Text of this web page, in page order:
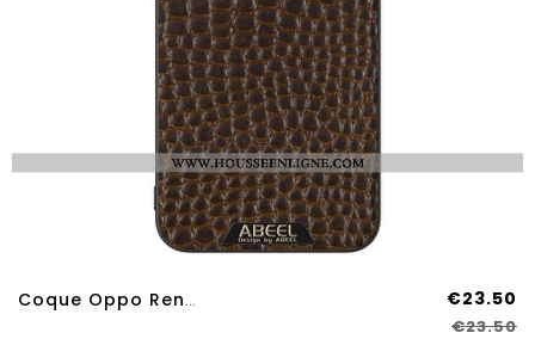
Coque Oppo Reno 14 Pro 5G Compatible MagSafe Texture Crocodile €23.50
€23.50